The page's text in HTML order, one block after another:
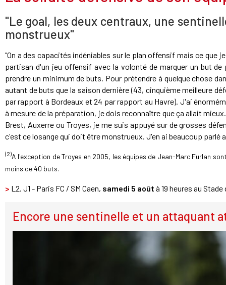
"Le goal, les deux centraux, une
monstrueux"
"On a des capacités indéniables sur le plan offensif mais ce que
partisan d'un jeu offensif avec la volonté de marquer un but
prendre un minimum de buts. Pour prétendre à quelque chose
autant de buts que la saison dernière (43, cinquième meilleure
par rapport à Bordeaux et 24 par rapport au Havre). J'ai
à mesure de la préparation, je dois reconnaître que ça allait
Brest, Auxerre ou Troyes, je me suis appuyé sur de grosses
c'est ce losange qui doit être monstrueux. J'en ai beaucoup parlé
(2)A l'exception de Troyes en 2005, les équipes de Jean-Marc Furlan
moins de 40 buts.
> L2. J1 - Paris FC / SM Caen, samedi 5 août à 19 heures au
Encore une sentinelle et un attaquant